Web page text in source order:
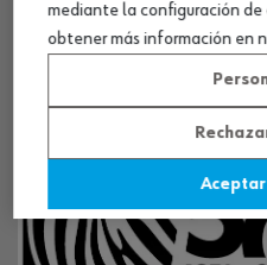
NUESTROS CERTIFICADOS
¡WÜRTH EMPRESA
mediante la configuración
obtener más información en